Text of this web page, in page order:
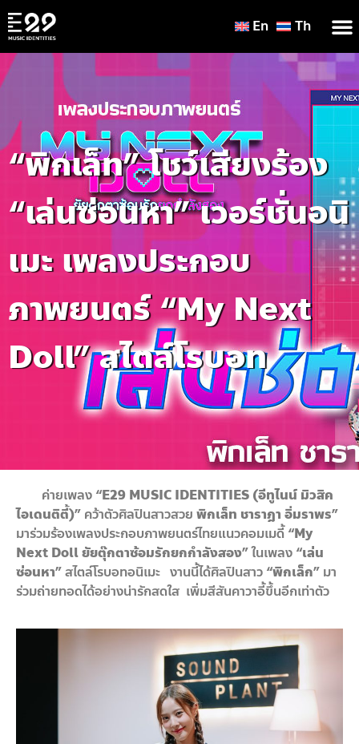
En Th
“พิกเล็ท” โชว์เสียงร้อง
“เล่นซ่อนหา” เวอร์ชั่นอนิ
เมะ เพลงประกอบ
ภาพยนตร์ “My Next
Doll” สไตล์โรบอท
ค่ายเพลง “E29 MUSIC IDENTITIES (อีทูไนน์ มิวสิค
ไอเดนติตี้)” คว้าตัวศิลปินสาวสวย พิกเล็ท ชาราฎา อิ่มราพร”
มาร่วมร้องเพลงประกอบภาพยนตร์ไทยแนวคอมเมดี้“My
Next Doll ยัยตุ๊กตาซ้อมรักยกกำลังสอง”ในเพลง “เล่น
ซ่อนหา”สไตล์โรบอทอนิเมะ งานนี้ได้ศิลปินสาว “พิกเล็ก” มา
ร่วมถ่ายทอดได้อย่างน่ารักสดใส เพิ่มสีสันคาวาอี้ขึ้นอีกเท่าตัว